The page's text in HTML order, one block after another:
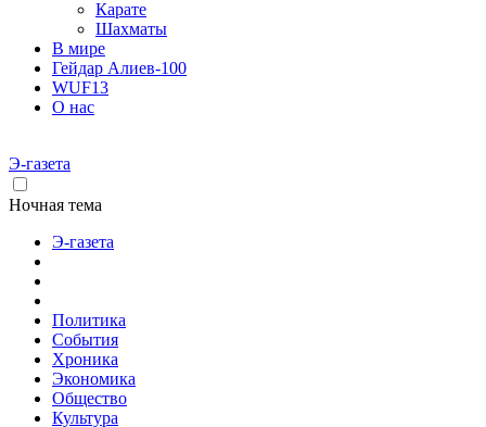
Карате
Шахматы
В мире
Гейдар Алиев-100
WUF13
О нас
Э-газета
Ночная тема
Э-газета
Политика
События
Хроника
Экономика
Общество
Культура